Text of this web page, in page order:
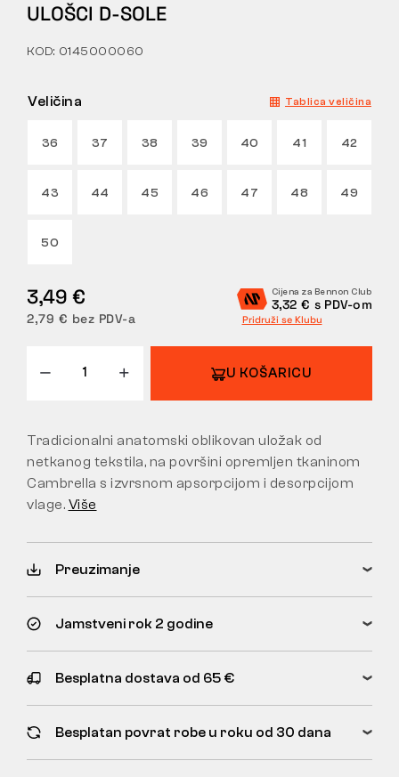
O NAMA
ČLANCI
LABORATORIJ BENNON
TRGOVINA I BISTRO
ULOŠCI D-SOLE
KOD: 0145000060
Veličina Tablica veličina
36 37 38 39 40 41 42
43 44 45 46 47 48 49
50
3,49 €
2,79 € bez PDV-a
Cijena za Bennon Club
3,32 € s PDV-om
Pridruži se Klubu
U KOŠARICU
Tradicionalni anatomski oblikovan uložak od
netkanog tekstila, na površini opremljen tkaninom
Cambrella s izvrsnom apsorpcijom i desorpcijom
vlage. Više
Preuzimanje
Jamstveni rok 2 godine
Besplatna dostava od 65 €
Besplatan povrat robe u roku od 30 dana